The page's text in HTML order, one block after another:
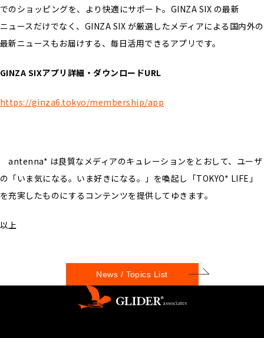
でのショッピングを、より快適にサポート。GINZA SIX の最新
ニュースだけでなく、GINZA SIX が厳選したメディアによる国内外の
最新ニュースもお届けする、毎日活用できるアプリです。
GINZA SIXアプリ詳細・ダウンロードURL
https://ginza6.tokyo/membership/app
antenna* は良質なメディアのキュレーションをとおして、ユーザ
の「いま気になる。いま好きになる。」を喚起し「TOKYO* LIFE」
を充実したものにするコンテンツを提供してゆきます。
以上
News / Topics List